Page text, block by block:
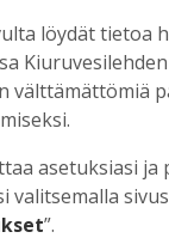
eli
tuonut lisäväriä
mainos alkaa
löydät tietoa
välttämättömiä
asetuksiasi ja
valitsemalla
”.